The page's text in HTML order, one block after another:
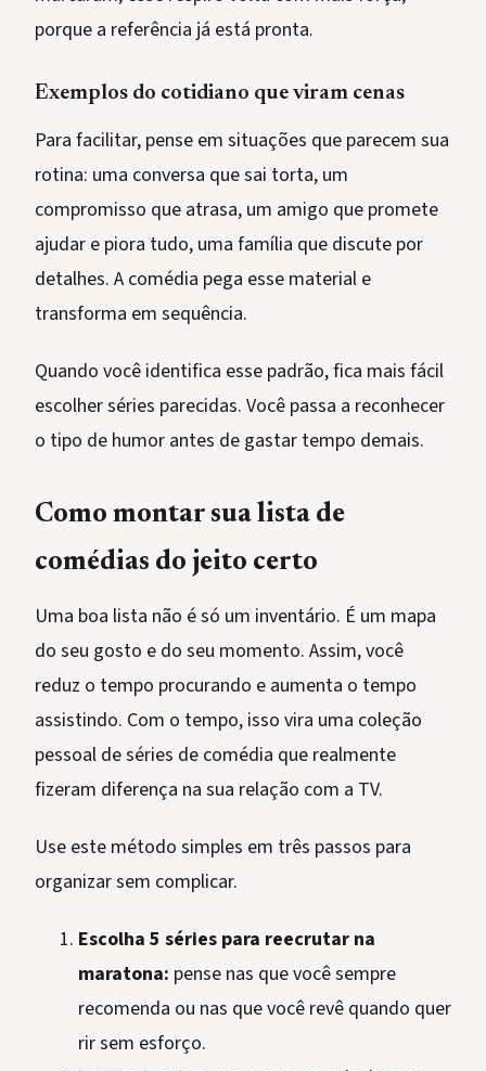
porque a referência já está pronta.
Exemplos do cotidiano que viram cenas
Para facilitar, pense em situações que parecem sua
rotina: uma conversa que sai torta, um
compromisso que atrasa, um amigo que promete
ajudar e piora tudo, uma família que discute por
detalhes. A comédia pega esse material e
transforma em sequência.
Quando você identifica esse padrão, fica mais fácil
escolher séries parecidas. Você passa a reconhecer
o tipo de humor antes de gastar tempo demais.
Como montar sua lista de
comédias do jeito certo
Uma boa lista não é só um inventário. É um mapa
do seu gosto e do seu momento. Assim, você
reduz o tempo procurando e aumenta o tempo
assistindo. Com o tempo, isso vira uma coleção
pessoal de séries de comédia que realmente
fizeram diferença na sua relação com a TV.
Use este método simples em três passos para
organizar sem complicar.
Escolha 5 séries para reecrutar na
maratona: pense nas que você sempre
recomenda ou nas que você revê quando quer
rir sem esforço.